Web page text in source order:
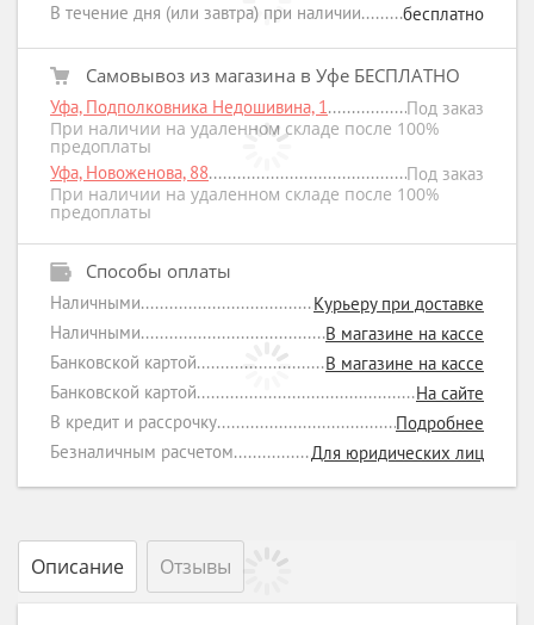
В течение дня (или завтра) при наличии бесплатно
Самовывоз из магазина в Уфе БЕСПЛАТНО
Уфа, Подполковника Недошивина, 1
Под заказ
При наличии на удаленном складе после 100%
предоплаты
Уфа, Новоженова, 88
Под заказ
При наличии на удаленном складе после 100%
предоплаты
Способы оплаты
Наличными
Курьеру при доставке
Наличными
В магазине на кассе
Банковской картой
В магазине на кассе
Банковской картой
На сайте
В кредит и рассрочку
Подробнее
Безналичным расчетом
Для юридических лиц
Описание Отзывы